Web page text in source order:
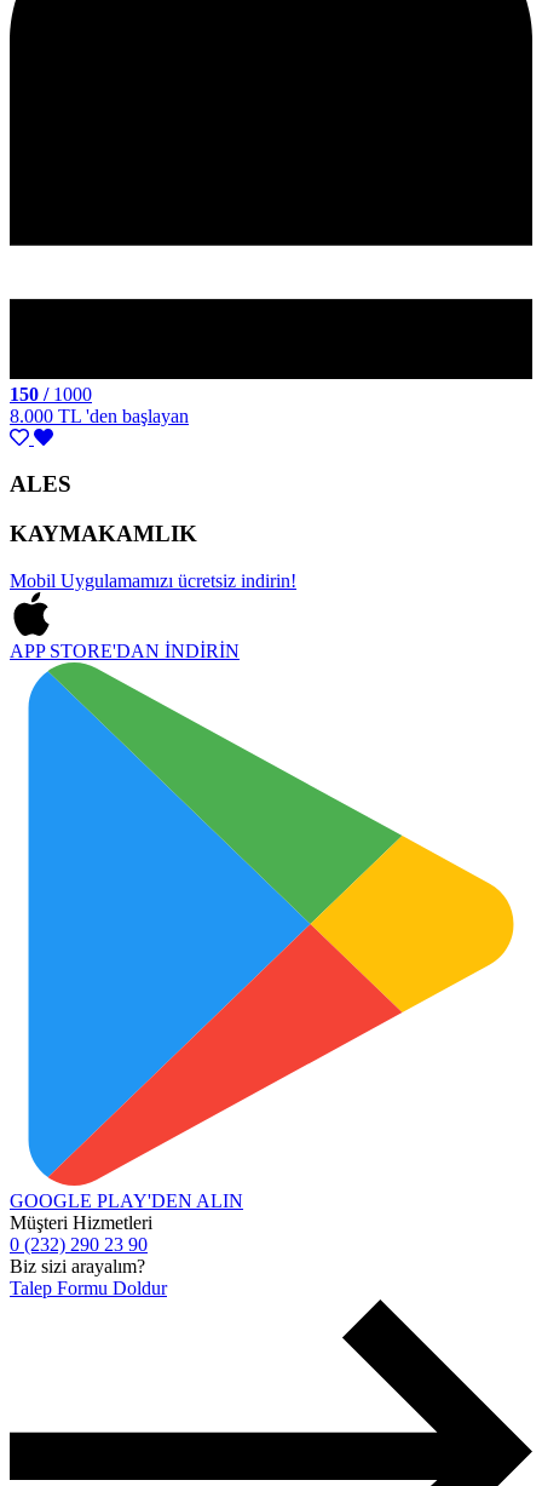
150 / 1000
8.000 TL 'den başlayan
ALES
KAYMAKAMLIK
Mobil Uygulamamızı ücretsiz indirin!
APP STORE'DAN İNDİRİN
GOOGLE PLAY'DEN ALIN
Müşteri Hizmetleri
0 (232) 290 23 90
Biz sizi arayalım?
Talep Formu Doldur